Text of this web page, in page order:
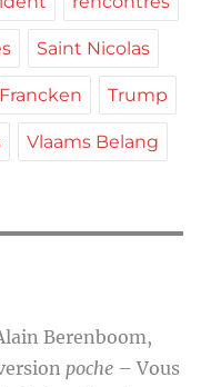
Saint Nicolas
Trump
Vlaams Belang
Berenboom,
poche – Vous